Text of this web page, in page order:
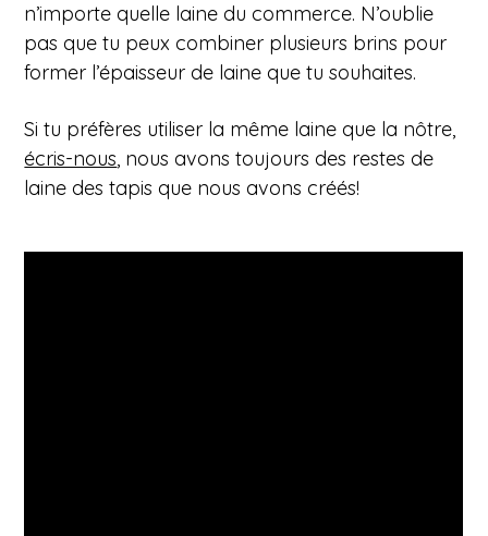
n’importe quelle laine du commerce. N’oublie
pas que tu peux combiner plusieurs brins pour
former l’épaisseur de laine que tu souhaites.
Si tu préfères utiliser la même laine que la nôtre,
écris-nous, nous avons toujours des restes de
laine des tapis que nous avons créés!